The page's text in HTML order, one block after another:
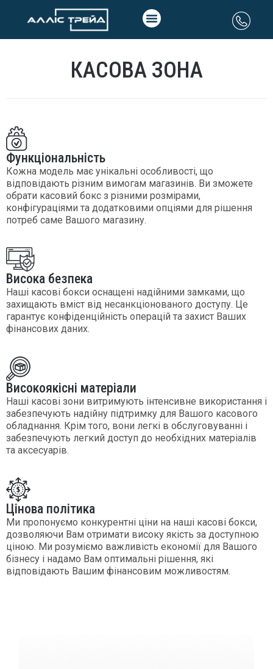
КАСОВА ЗОНА
Функціональність
Кожна модель має унікальні особливості, що
відповідають різним вимогам магазинів. Ви зможете
обрати касовий бокс з різними розмірами,
конфігураціями та додатковими опціями для рішення
потреб саме Вашого магазину.
Висока безпека
Наші касові бокси оснащені надійними замками, що
захищають вміст від несанкціонованого доступу. Це
гарантує конфіденційність операцій та захист Ваших
фінансових даних.
Високоякісні матеріали
Наші касові зони витримують інтенсивне використання і
забезпечують надійну підтримку для Вашого касового
обладнання. Крім того, вони легкі в обслуговуванні і
забезпечують легкий доступ до необхідних матеріалів
та аксесуарів.
Цінова політика
Ми пропонуємо конкурентні ціни на наші касові бокси,
дозволяючи Вам отримати високу якість за доступною
ціною. Ми розуміємо важливість економії для Вашого
бізнесу і надамо Вам оптимальні рішення, які
відповідають Вашим фінансовим можливостям.